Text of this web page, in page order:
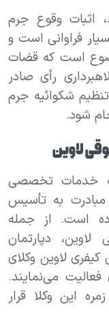
اثبات وقوع جرم
فراوانی است و
است که قضات
رأی صادر
شکوائیه جرم
شود.
لاوین
خدمات تخصصی
به تأسیس
است. از جمله
دپارتمان
لاوین وکلای
می‌نمایند.
این وکلا قرار